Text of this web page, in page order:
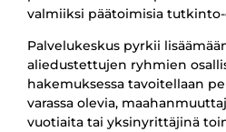
valmiiksi päätoimisia
Palvelukeskus pyrkii
aliedustettujen ryhmien
hakemuksessa tavoitellaan
varassa olevia,
vuotiaita tai yksinyrittäjinä